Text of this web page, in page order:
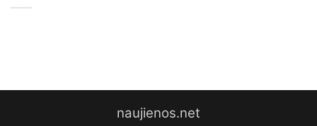
naujienos.net